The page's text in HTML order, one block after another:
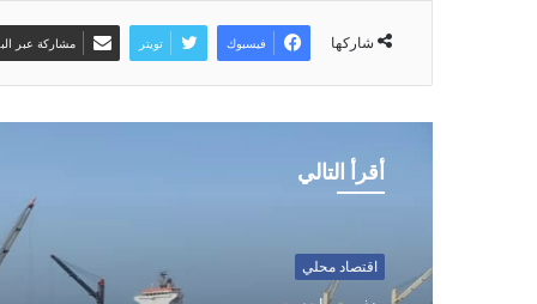
شاركها فيسبوك تويتر مشاركة عبر
أقرأ التالي
رياضة محلية